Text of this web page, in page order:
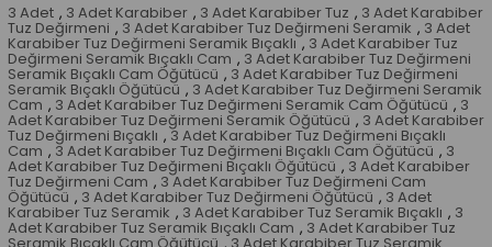
3 Adet , 3 Adet Karabiber , 3 Adet Karabiber Tuz , 3 Adet Karabiber
Tuz Değirmeni , 3 Adet Karabiber Tuz Değirmeni Seramik , 3 Adet
Karabiber Tuz Değirmeni Seramik Bıçaklı , 3 Adet Karabiber Tuz
Değirmeni Seramik Bıçaklı Cam , 3 Adet Karabiber Tuz Değirmeni
Seramik Bıçaklı Cam Öğütücü , 3 Adet Karabiber Tuz Değirmeni
Seramik Bıçaklı Öğütücü , 3 Adet Karabiber Tuz Değirmeni Seramik
Cam , 3 Adet Karabiber Tuz Değirmeni Seramik Cam Öğütücü , 3
Adet Karabiber Tuz Değirmeni Seramik Öğütücü , 3 Adet Karabiber
Tuz Değirmeni Bıçaklı ,3 Adet Karabiber Tuz Değirmeni Bıçaklı
Cam , 3 Adet Karabiber Tuz Değirmeni Bıçaklı Cam Öğütücü , 3
Adet Karabiber Tuz Değirmeni Bıçaklı Öğütücü , 3 Adet Karabiber
Tuz Değirmeni Cam , 3 Adet Karabiber Tuz Değirmeni Cam
Öğütücü , 3 Adet Karabiber Tuz Değirmeni Öğütücü , 3 Adet
Karabiber Tuz Seramik , 3 Adet Karabiber Tuz Seramik Bıçaklı , 3
Adet Karabiber Tuz Seramik Bıçaklı Cam , 3 Adet Karabiber Tuz
Seramik Bıçaklı Cam Öğütücü , 3 Adet Karabiber Tuz Seramik